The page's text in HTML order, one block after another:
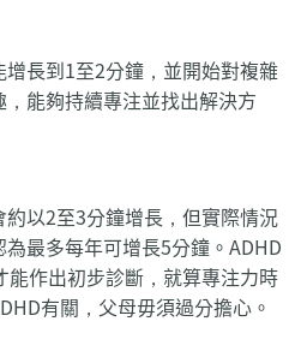
長到1至2分鐘，並開始對複雜
能夠持續專注並找出解決方
以2至3分鐘增長，但實際情況
最多每年可增長5分鐘。ADHD
能作出初步診斷，就算專注力時
有關，父母毋須過分擔心。